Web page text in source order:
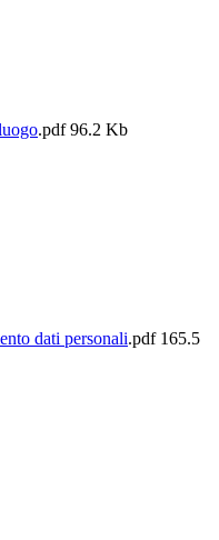
.pdf96.2 Kb
dati personali.pdf165.5